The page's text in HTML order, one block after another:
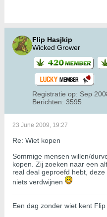
Flip Hasjkip
Wicked Grower
Registratie op: Sep
Berichten: 3595
23 June 2009, 19:27
Re: Wiet kopen
Sommige mensen willen/
kopen. Zij zoeken naar een
real deal geproefd hebt,
niets verdwijnen
Een dag zonder wiet kent Flip